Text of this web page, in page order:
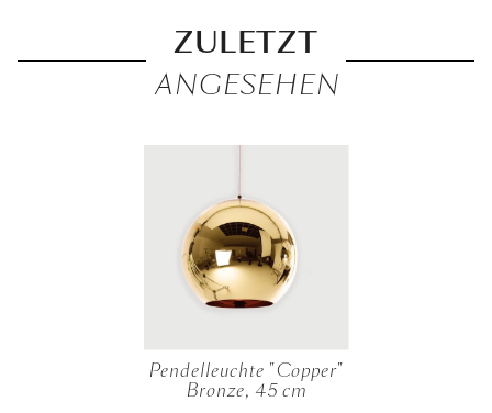
ZULETZT
ANGESEHEN
Pendelleuchte "Copper"
Bronze, 45 cm